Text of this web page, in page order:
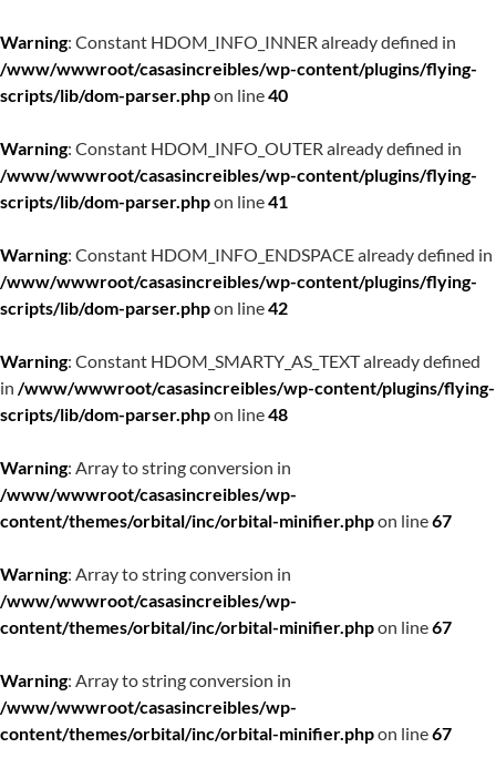
Warning: Constant HDOM_INFO_INNER already defined in
/www/wwwroot/casasincreibles/wp-content/plugins/flying-
scripts/lib/dom-parser.phpon line40
Warning: Constant HDOM_INFO_OUTER already defined in
/www/wwwroot/casasincreibles/wp-content/plugins/flying-
scripts/lib/dom-parser.phpon line41
Warning: Constant HDOM_INFO_ENDSPACE already defined in
/www/wwwroot/casasincreibles/wp-content/plugins/flying-
scripts/lib/dom-parser.phpon line42
Warning: Constant HDOM_SMARTY_AS_TEXT already defined
in /www/wwwroot/casasincreibles/wp-content/plugins/flying-
scripts/lib/dom-parser.phpon line48
Warning: Array to string conversion in
/www/wwwroot/casasincreibles/wp-
content/themes/orbital/inc/orbital-minifier.phpon line67
Warning: Array to string conversion in
/www/wwwroot/casasincreibles/wp-
content/themes/orbital/inc/orbital-minifier.phpon line67
Warning: Array to string conversion in
/www/wwwroot/casasincreibles/wp-
content/themes/orbital/inc/orbital-minifier.phpon line67